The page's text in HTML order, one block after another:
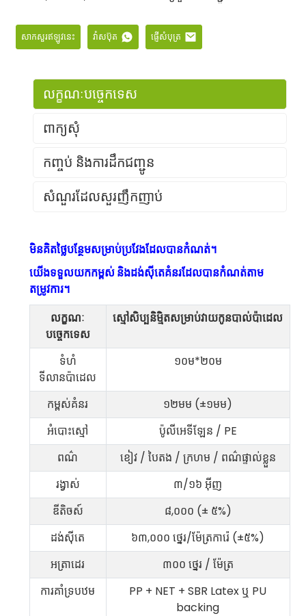
សាកសួរឥឡូវនេះ វ៉ាសប៊ុត ផ្ញើសំបុត្រ
លក្ខណៈបច្ចេកទេស
ពាក្យសុំ
កញ្ចប់ និងការដឹកជញ្ជូន
សំណួរដែលសួរញឹកញាប់
មិនគិតថ្លៃបន្ថែមសម្រាប់ប្រវែងដែលបានកំណត់។
យើងទទួលយកកម្ពស់ និងដង់ស៊ីតេគំនរដែលបានកំណត់តាម
តម្រូវការ។
លក្ខណៈ
បច្ចេកទេស
ស្មៅសិប្បនិម្មិតសម្រាប់វាយកូនបាល់ប៉ាដេល
ទំហំ
ទីលានប៉ាដេល
១០ម*២០ម
កម្ពស់គំនរ
១២មម (±១មម)
អំបោះស្មៅ
ប៉ូលីអេទីឡែន / PE
ពណ៌
ខៀវ / បៃតង / ក្រហម / ពណ៌ផ្ទាល់ខ្លួន
រង្វាស់
៣/១៦ អ៊ីញ
ឌីតិចស៍
៨,០០០ (± ៥%)
ដង់ស៊ីតេ
៦៣,០០០ ថ្នេរ/ម៉ែត្រការ៉េ (±៥%)
អត្រាដេរ
៣០០ ថ្នេរ / ម៉ែត្រ
ការគាំទ្របឋម
PP + NET + SBR Latex ឬ PU
backing
ទីលានប៉ាដេលនៅ
ប្រទេសជប៉ុន
ទីលានប៉ាដេលនៅ
ប្រទេសអ៊ីតាលី
ទីលាន Padel នៅចក្រភព
ទីលាន Padel នៅ
សាធារណរដ្ឋឆែក
១. តើធ្វើដូចម្តេចដើម្បីជ្រើសរើសស្មៅសិប្បនិម្មិត
ត្រឹមត្រូវ?
2. តើស្មៅ Padel Court របស់អ្នកធន់នឹងកាំ
រស្មីយូវីដែរឬទេ?
៣. តើស្មៅ Padel Court របស់អ្នកបញ្ចេញ
ចំហាយពុលនៅពេលវាឡើងកម្តៅដែរឬទេ?
៤. តើការដឹកជញ្ជូននឹងចំណាយពេលប៉ុន្មាន?
៥. ចុះ​ចំណែក​តម្លៃ​អប្បបរមា​របស់​អ្នក​វិញ?
៦. តើអ្នកនឹងគិតថ្លៃសំណាក និងថ្លៃដឹកជញ្ជូន
រហ័សដែរឬទេ?